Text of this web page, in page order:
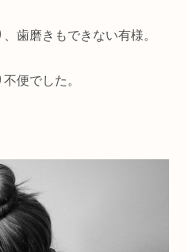
歯磨きもできない有様。
便でした。